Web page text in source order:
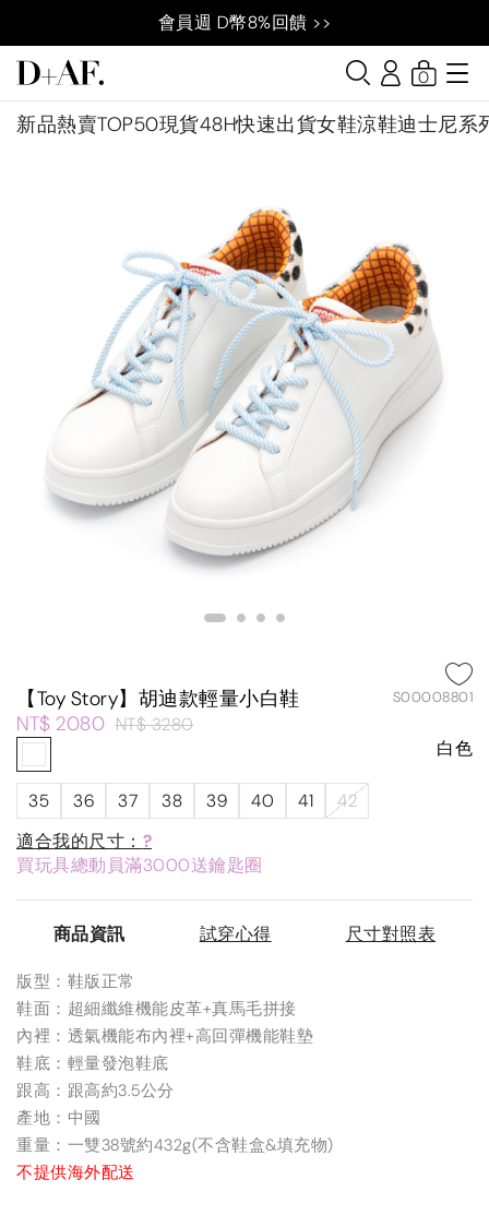
會員週 D幣8%回饋 >>
新品熱賣TOP50現貨48H快速出貨女鞋涼鞋迪士尼系
0
【Toy Story】胡迪款輕量小白鞋 S00008801
NT$ 2080 NT$ 3280
白色
35 36 37 38 39 40 41
42
適合我的尺寸： ?
買玩具總動員滿3000送鑰匙圈
商品資訊 試穿心得 尺寸對照表
版型：鞋版正常
鞋面：超細纖維機能皮革+真馬毛拼接
內裡：透氣機能布內裡+高回彈機能鞋墊
鞋底：輕量發泡鞋底
跟高：跟高約3.5公分
產地：中國
重量：一雙38號約432g(不含鞋盒&填充物)
不提供海外配送